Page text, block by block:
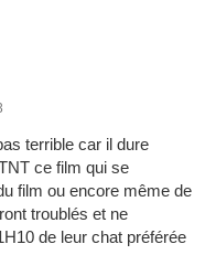
terrible car il dure
ce film qui se
film ou encore même de
troublés et ne
de leur chat préférée